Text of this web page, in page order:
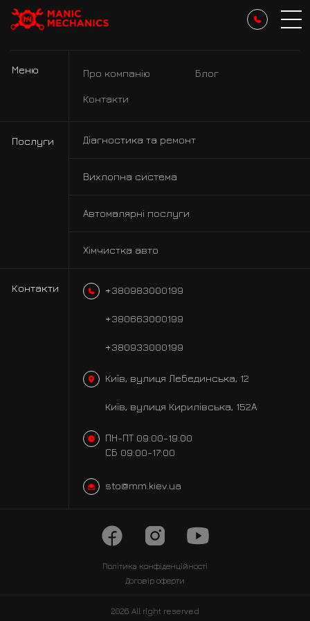
Маніакально ремонтуємо.
Маніакально фарбуємо авто
Меню Про компанію
Контакти
Блог
Послуги Діагностика та ремонт
Вихлопна система
Автомалярні послуги
Хімчистка авто
Контакти
Київ, вулиця Лебединська, 12
Київ, вулиця Кирилівська, 152А
ПН-ПТ 09:00-19:00
СБ 09:00-17:00
sto@mm.kiev.ua
+380983000199
+380663000199
+380933000199
2026 All right reserved
Політика конфіденційності
Договір оферти